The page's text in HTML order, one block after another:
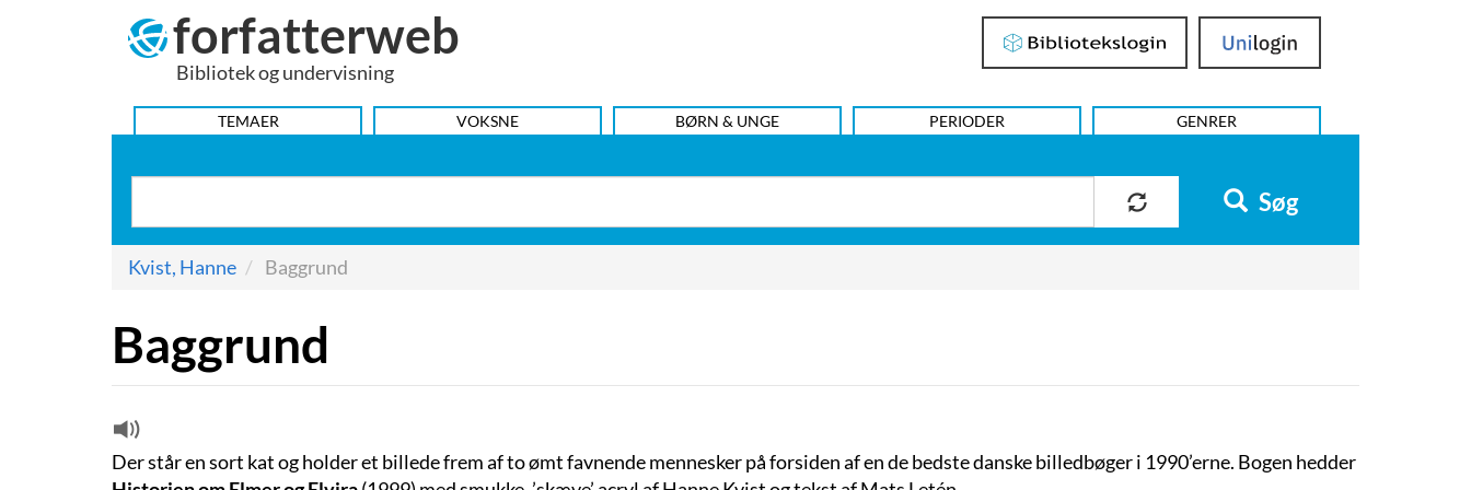
forfatterweb
Bibliotek og undervisning
Bibliotekslogin UniLogin
HOVEDMENU
TEMAER VOKSNE BØRN & UNGE PERIODER GENRER
Søg
Kvist, Hanne Baggrund
Baggrund
Der står en sort kat og holder et billede frem af to ømt favnende mennesker på forsiden af en de bedste danske billedbøger i 1990’erne. Bogen hedder